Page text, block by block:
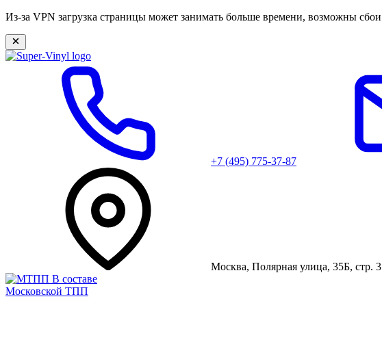
Из-за VPN загрузка страницы может занимать больше времени, возможны сбои
+7 (495) 775-37-87
Москва, Полярная улица, 35Б, стр. 3
В составе
Московской ТПП